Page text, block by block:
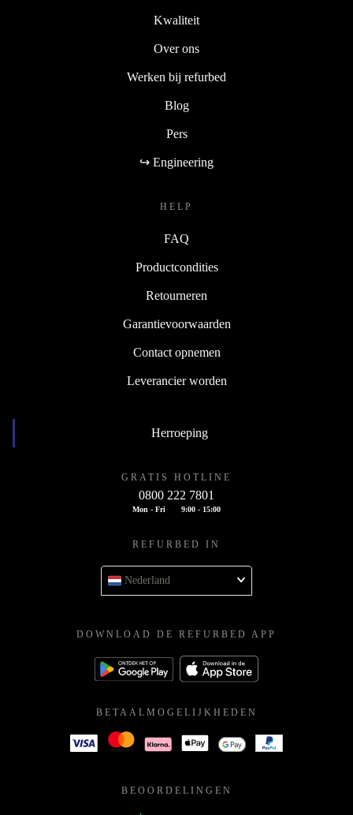
Kwaliteit
Over ons
Werken bij refurbed
Blog
Pers
↪ Engineering
HELP
FAQ
Productcondities
Retourneren
Garantievoorwaarden
Contact opnemen
Leverancier worden
Herroeping
GRATIS HOTLINE
0800 222 7801
Mon - Fri 9:00 - 15:00
REFURBED IN
Nederland
DOWNLOAD DE REFURBED APP
BETAALMOGELIJKHEDEN
BEOORDELINGEN